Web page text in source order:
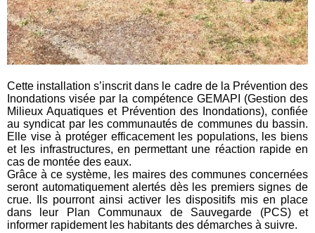
Cette installation s’inscrit dans le cadre de la Prévention des
Inondations visée par la compétence GEMAPI (Gestion des
Milieux Aquatiques et Prévention des Inondations), confiée
au syndicat par les communautés de communes du bassin.
Elle vise à protéger efficacement les populations, les biens
et les infrastructures, en permettant une réaction rapide en
cas de montée des eaux.
Grâce à ce système, les maires des communes concernées
seront automatiquement alertés dès les premiers signes de
crue. Ils pourront ainsi activer les dispositifs mis en place
dans leur Plan Communaux de Sauvegarde (PCS) et
informer rapidement les habitants des démarches à suivre.